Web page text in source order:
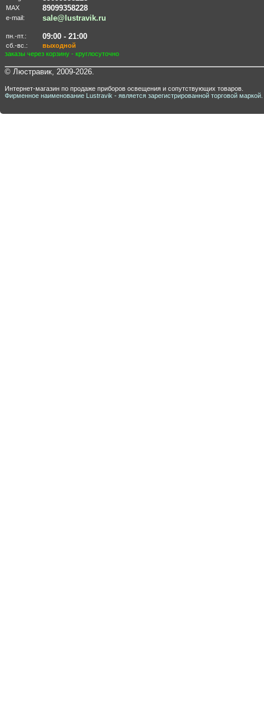
MAX 89099358228
e-mail: sale@lustravik.ru
пн.-пт.: 09:00 - 21:00
сб.-вс.:
выходной
заказы через корзину - круглосуточно
© Люстравик, 2009-2026.
Интернет-магазин по продаже приборов освещения и сопутствующих товаров.
Фирменное наименование Lustravik - является зарегистрированной торговой